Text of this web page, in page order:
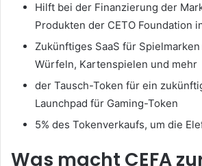
Hilft bei der Finanzierung der
Produkten der CETO Foundation
Zukünftiges SaaS für
Würfeln, Kartenspielen und mehr
der Tausch-Token für ein
Launchpad für Gaming-Token
5% des Tokenverkaufs, um die
Was macht CEFA